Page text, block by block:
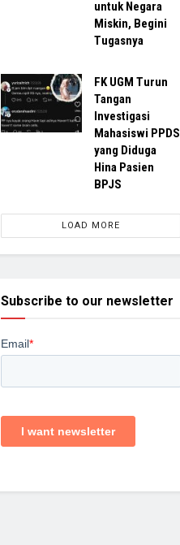
untuk Negara
Miskin, Begini
Tugasnya
FK UGM Turun
Tangan
Investigasi
Mahasiswi PPDS
yang Diduga
Hina Pasien
BPJS
LOAD MORE
Subscribe to our newsletter